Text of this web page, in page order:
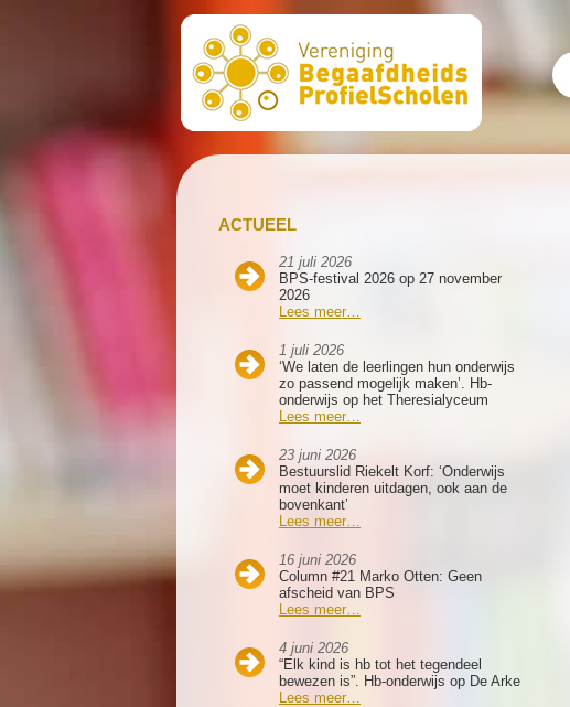
ACTUEEL
21 juli 2026
BPS-festival 2026 op 27 november
2026
Lees meer…
1 juli 2026
‘We laten de leerlingen hun onderwijs
zo passend mogelijk maken’. Hb-
onderwijs op het Theresialyceum
Lees meer…
23 juni 2026
Bestuurslid Riekelt Korf: ‘Onderwijs
moet kinderen uitdagen, ook aan de
bovenkant’
Lees meer…
16 juni 2026
Column #21 Marko Otten: Geen
afscheid van BPS
Lees meer…
4 juni 2026
“Elk kind is hb tot het tegendeel
bewezen is”. Hb-onderwijs op De Arke
Lees meer…